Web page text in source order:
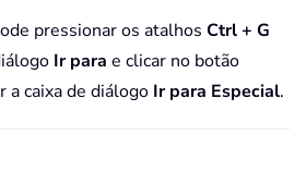
pressionar os atalhos Ctrl + G
Ir para e clicar no botão
a caixa de diálogo Ir para Especial.